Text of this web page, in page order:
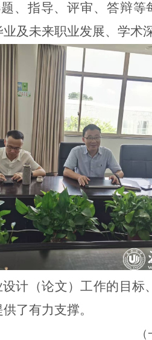
、指导、评审、答辩等
及未来职业发展、学术
设计（论文）工作的目
了有力支撑。